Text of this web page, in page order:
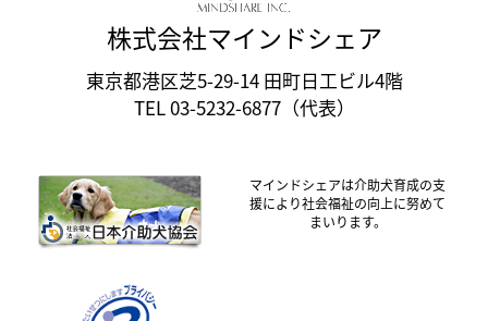
株式会社マインドシェア
東京都港区芝5-29-14 田町日工ビル4階
TEL 03-5232-6877（代表）
マインドシェアは介助犬育成の支
援により社会福祉の向上に努めて
まいります。